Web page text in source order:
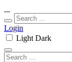
Login
Light Dark